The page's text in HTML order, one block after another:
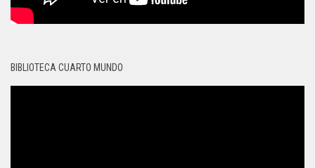
BIBLIOTECA CUARTO MUNDO